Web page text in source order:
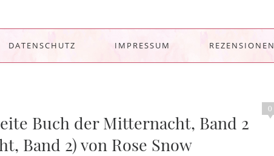
DATENSCHUTZ IMPRESSUM REZENSIONEN
0
Buch der Mitternacht, Band 2
Band 2) von Rose Snow